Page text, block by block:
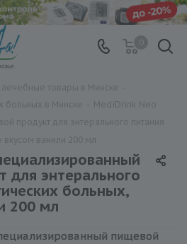
для энтерального
больных,
200 мл